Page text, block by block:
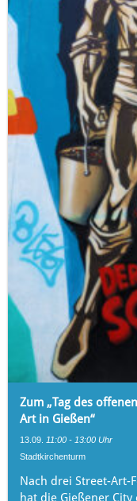
Zum „Tag des
Art in Gießen“
13.09. 11:00 - 13:00 Uhr
Stadtkirchenturm
Nach drei Street-Art-
hat die Gießener